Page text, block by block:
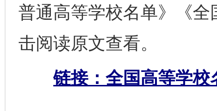
普通高等学校名单》《
击阅读原文查看。
链接：全国高等学校